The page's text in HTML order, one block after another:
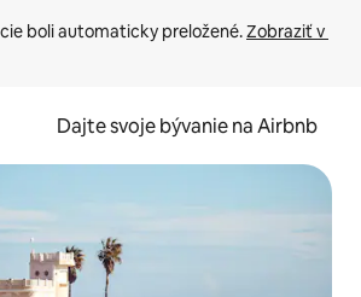
boli automaticky preložené. Zobraziť v
Dajte svoje bývanie na Airbnb